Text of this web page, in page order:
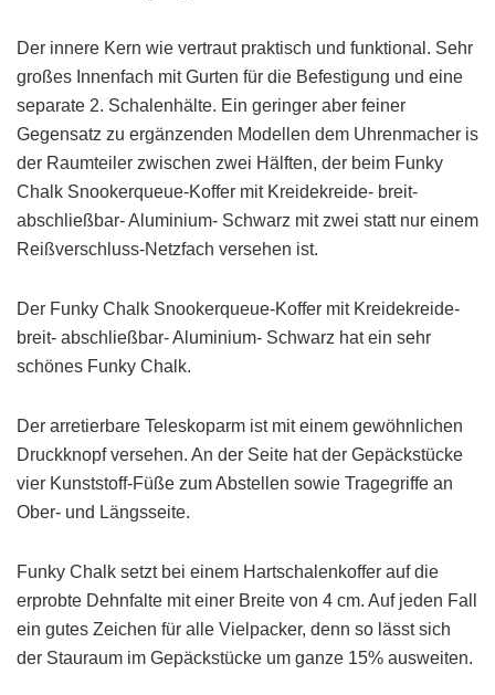
Der innere Kern wie vertraut praktisch und funktional. Sehr
großes Innenfach mit Gurten für die Befestigung und eine
separate 2. Schalenhälte. Ein geringer aber feiner
Gegensatz zu ergänzenden Modellen dem Uhrenmacher is
der Raumteiler zwischen zwei Hälften, der beim Funky
Chalk Snookerqueue-Koffer mit Kreidekreide- breit-
abschließbar- Aluminium- Schwarz mit zwei statt nur einem
Reißverschluss-Netzfach versehen ist.
Der Funky Chalk Snookerqueue-Koffer mit Kreidekreide-
breit- abschließbar- Aluminium- Schwarz hat ein sehr
schönes Funky Chalk.
Der arretierbare Teleskoparm ist mit einem gewöhnlichen
Druckknopf versehen. An der Seite hat der Gepäckstücke
vier Kunststoff-Füße zum Abstellen sowie Tragegriffe an
Ober- und Längsseite.
Funky Chalk setzt bei einem Hartschalenkoffer auf die
erprobte Dehnfalte mit einer Breite von 4 cm. Auf jeden Fall
ein gutes Zeichen für alle Vielpacker, denn so lässt sich
der Stauraum im Gepäckstücke um ganze 15% ausweiten.